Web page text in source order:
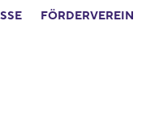
FÖRDERVEREIN